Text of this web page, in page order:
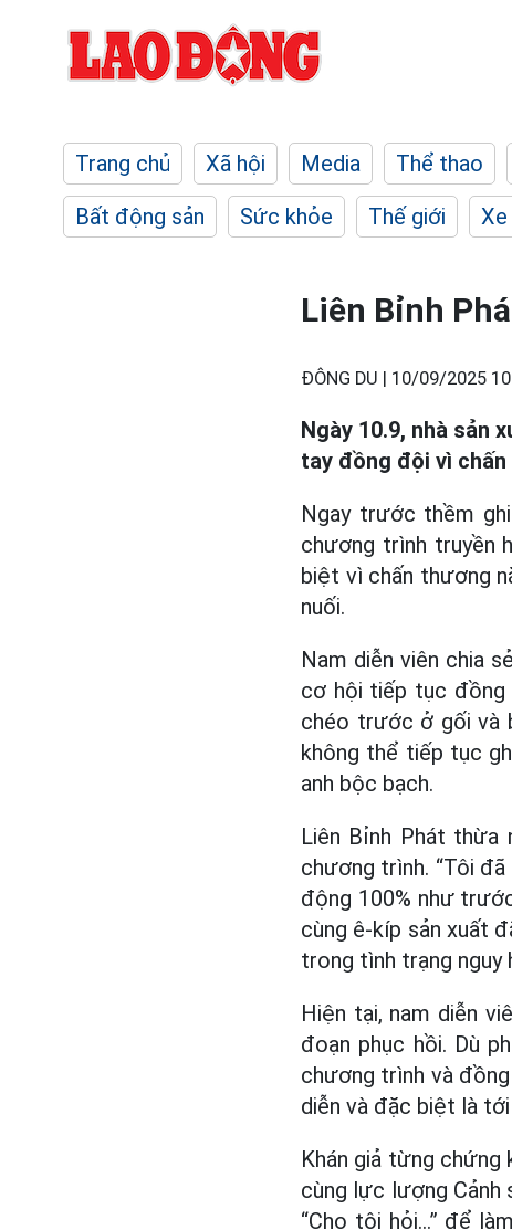
Trang chủ Xã hội Media Thể thao
Bất động sản
Sức khỏe Thế giới Xe
Liên Bỉnh
ĐÔNG DU | 10/09/2025
Ngày 10.9, nhà sản
tay đồng đội vì
Ngay trước thềm
chương trình truyền
biệt vì chấn thương
nuối.
Nam diễn viên chia
cơ hội tiếp tục đồng
chéo trước ở gối và
không thể tiếp tục
anh bộc bạch.
Liên Bỉnh Phát
chương trình. “Tôi
động 100% như
cùng ê-kíp sản xuất
trong tình trạng nguy
Hiện tại, nam diễn
đoạn phục hồi. Dù
chương trình và
diễn và đặc biệt là
Khán giả từng chứng
cùng lực lượng Cảnh
“Cho tôi hỏi…” để